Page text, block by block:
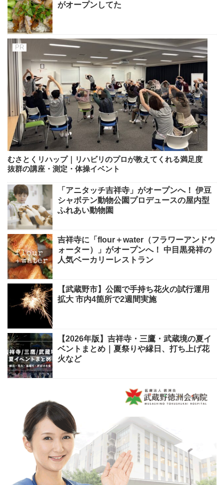
がオープンしてた
むさとくリハップ｜リハビリのプロが教えてくれる満足度
抜群の講座・測定・体操イベント
「アニタッチ吉祥寺」がオープンへ！ 伊豆
シャボテン動物公園プロデュースの屋内型
ふれあい動物園
吉祥寺に「flour＋water（フラワーアンドウ
ォーター）」がオープンへ！ 中目黒発祥の
人気ベーカリーレストラン
【武蔵野市】公園で手持ち花火の試行運用
拡大 市内4箇所で2週間実施
【2026年版】吉祥寺・三鷹・武蔵境の夏イ
ベントまとめ｜夏祭りや縁日、打ち上げ花
火など